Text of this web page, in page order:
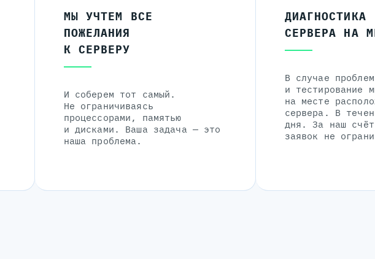
МЫ УЧТЕМ ВСЕ
ПОЖЕЛАНИЯ
К СЕРВЕРУ
И соберем тот самый.
Не ограничиваясь
процессорами, памятью
и дисками. Ваша задача — это
наша проблема.
ДИАГНОСТИКА
СЕРВЕРА НА
В случае
и тестирование
на месте
сервера. В
дня. За наш
заявок не